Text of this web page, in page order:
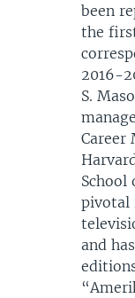
been
the
2016-
S.
Career
School
pivotal
and